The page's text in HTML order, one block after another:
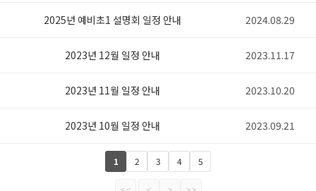
1 2 3 4 5
2025년 예비초1 설명회 일정 안내 2024.08.29
2023년 12월 일정 안내 2023.11.17
2023년 11월 일정 안내 2023.10.20
2023년 10월 일정 안내 2023.09.21